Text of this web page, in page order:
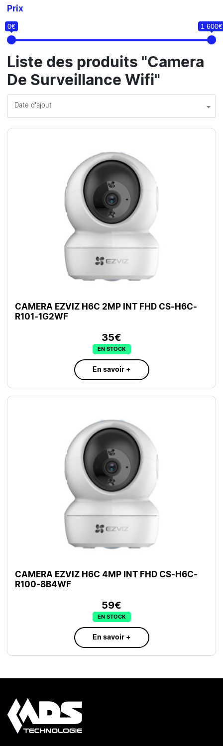
Prix
0€ 1 600€
Liste des produits "Camera
De Surveillance Wifi"
Date d'ajout
CAMERA EZVIZ H6C 2MP INT FHD CS-H6C-
R101-1G2WF
35€
EN STOCK
En savoir +
CAMERA EZVIZ H6C 4MP INT FHD CS-H6C-
R100-8B4WF
59€
EN STOCK
En savoir +